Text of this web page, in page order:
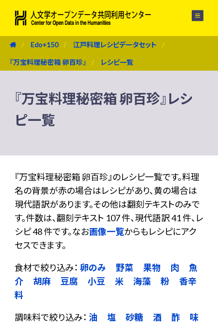
Edo+150 江戸料理レシピデータセット
『万宝料理秘密箱 卵百珍』 レシピ一覧
『万宝料理秘密箱 卵百珍』レシ
ピ一覧
『万宝料理秘密箱 卵百珍』のレシピ一覧です。料理
名の背景が赤の場合はレシピがあり、黄の場合は
現代語訳があります。その他は翻刻テキストのみで
す。件数は、翻刻テキスト 107 件、現代語訳 41 件、レ
シピ 48 件です。なお画像一覧からもレシピにアク
セスできます。
食材で絞り込み： 卵のみ 野菜 果物 肉
魚
介
胡麻 豆腐 小豆 米 海藻 粉
香辛
料
調味料で絞り込み： 油 塩 砂糖 酒 酢
味